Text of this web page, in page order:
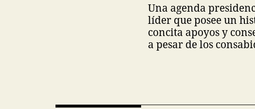
Una agenda
líder que posee un
concita apoyos y
a pesar de los